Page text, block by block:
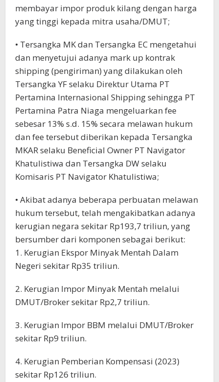
membayar impor produk kilang dengan harga
yang tinggi kepada mitra usaha/DMUT;
• Tersangka MK dan Tersangka EC mengetahui
dan menyetujui adanya mark up kontrak
shipping (pengiriman) yang dilakukan oleh
Tersangka YF selaku Direktur Utama PT
Pertamina Internasional Shipping sehingga PT
Pertamina Patra Niaga mengeluarkan fee
sebesar 13% s.d. 15% secara melawan hukum
dan fee tersebut diberikan kepada Tersangka
MKAR selaku Beneficial Owner PT Navigator
Khatulistiwa dan Tersangka DW selaku
Komisaris PT Navigator Khatulistiwa;
• Akibat adanya beberapa perbuatan melawan
hukum tersebut, telah mengakibatkan adanya
kerugian negara sekitar Rp193,7 triliun, yang
bersumber dari komponen sebagai berikut:
1. Kerugian Ekspor Minyak Mentah Dalam
Negeri sekitar Rp35 triliun.
2. Kerugian Impor Minyak Mentah melalui
DMUT/Broker sekitar Rp2,7 triliun.
3. Kerugian Impor BBM melalui DMUT/Broker
sekitar Rp9 triliun.
4. Kerugian Pemberian Kompensasi (2023)
sekitar Rp126 triliun.